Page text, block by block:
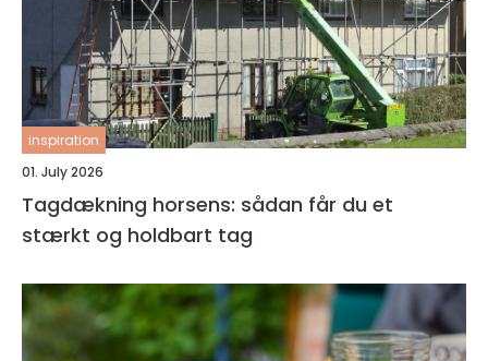
inspiration
01. July 2026
Tagdækning horsens: sådan får du et
stærkt og holdbart tag